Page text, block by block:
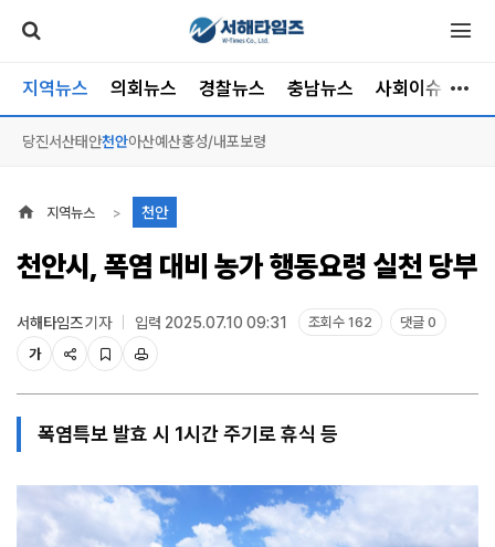
지역뉴스 의회뉴스 경찰뉴스 충남뉴스 사회이슈 소
당진서산태안천안아산예산홍성/내포보령
지역뉴스 천안
천안시, 폭염 대비 농가 행동요령 실천 당부
서해타임즈기자 입력 2025.07.10 09:31 조회수 162
댓글 0
가
폭염특보 발효 시 1시간 주기로 휴식 등